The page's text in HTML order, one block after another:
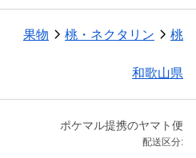
果物 桃・ネクタリン 桃
和歌山県
ポケマル提携のヤマト便
配送区分: